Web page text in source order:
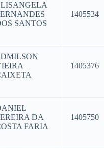
SANTOS
1405534
1405376
DA
FARIA
1405750